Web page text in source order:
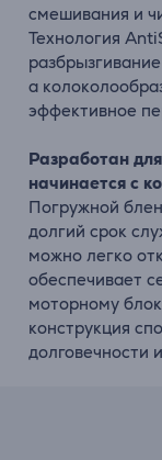
смешивания и
Технология
а
эффективное
Разработан
начинается с
Погружной
долгий срок
можно легко
обеспечивает
моторному
конструкция
долговечности